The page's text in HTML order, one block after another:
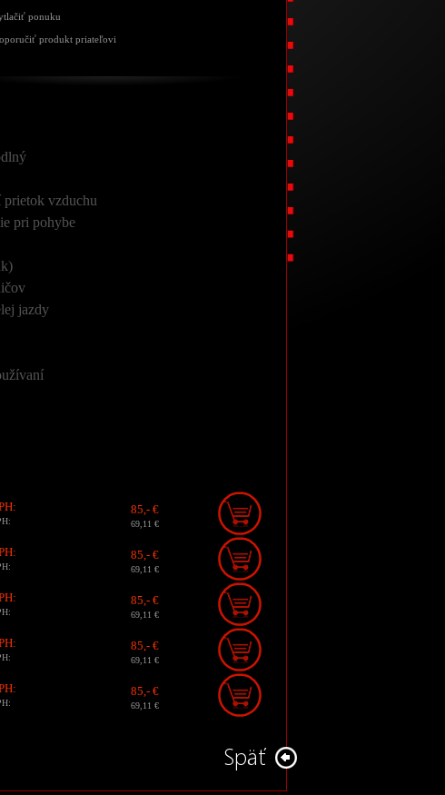
ponuku
produkt priateľovi
prietok vzduchu
pri pohybe
jazdy
85,- €
69,11 €
85,- €
69,11 €
85,- €
69,11 €
85,- €
69,11 €
85,- €
69,11 €
Späť